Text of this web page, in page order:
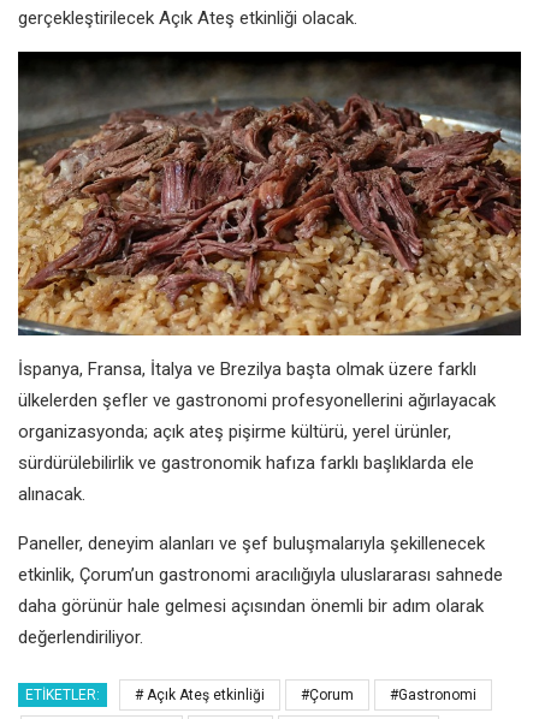
gerçekleştirilecek Açık Ateş etkinliği olacak.
İspanya, Fransa, İtalya ve Brezilya başta olmak üzere farklı
ülkelerden şefler ve gastronomi profesyonellerini ağırlayacak
organizasyonda; açık ateş pişirme kültürü, yerel ürünler,
sürdürülebilirlik ve gastronomik hafıza farklı başlıklarda ele
alınacak.
Paneller, deneyim alanları ve şef buluşmalarıyla şekillenecek
etkinlik, Çorum’un gastronomi aracılığıyla uluslararası sahnede
daha görünür hale gelmesi açısından önemli bir adım olarak
değerlendiriliyor.
ETIKETLER: # Açık Ateş etkinliği #Çorum #Gastronomi